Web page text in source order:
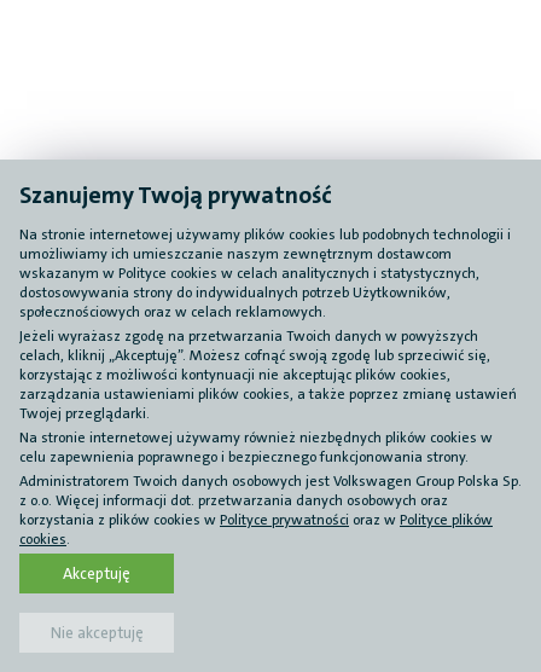
Szanujemy Twoją prywatność
Na stronie internetowej używamy plików cookies lub podobnych technologii i
umożliwiamy ich umieszczanie naszym zewnętrznym dostawcom
wskazanym w Polityce cookies w celach analitycznych i statystycznych,
dostosowywania strony do indywidualnych potrzeb Użytkowników,
społecznościowych oraz w celach reklamowych.
Jeżeli wyrażasz zgodę na przetwarzania Twoich danych w powyższych
celach, kliknij „Akceptuję”. Możesz cofnąć swoją zgodę lub sprzeciwić się,
korzystając z możliwości kontynuacji nie akceptując plików cookies,
zarządzania ustawieniami plików cookies, a także poprzez zmianę ustawień
Twojej przeglądarki.
Na stronie internetowej używamy również niezbędnych plików cookies w
celu zapewnienia poprawnego i bezpiecznego funkcjonowania strony.
Administratorem Twoich danych osobowych jest Volkswagen Group Polska Sp.
z o.o. Więcej informacji dot. przetwarzania danych osobowych oraz
korzystania z plików cookies wPolityce prywatności oraz wPolityce plików
cookies.
Akceptuję
Nie akceptuję